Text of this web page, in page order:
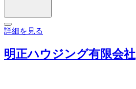
詳細を見る
明正ハウジング有限会社